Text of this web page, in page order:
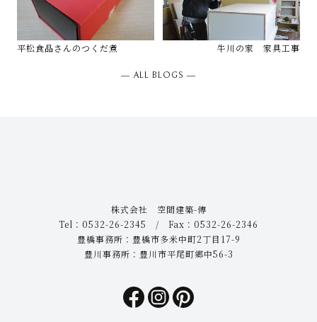
平松食品さんのつくだ煮 牛川の家 家具工事
― ALL BLOGS ―
株式会社 空間建築-傳
Tel：0532-26-2345 / Fax：0532-26-2346
豊橋事務所：豊橋市多米中町2丁目17-9
豊川事務所：豊川市平尾町郷中56-3